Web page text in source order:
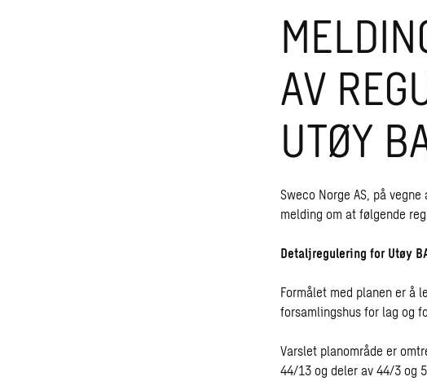
AV
UTØY
Sweco Norge AS, på
melding om at følgende
Detaljregulering for Utøy
Formålet med planen er å
forsamlingshus for lag og
Varslet planområde er
44/13 og deler av 44/3 og